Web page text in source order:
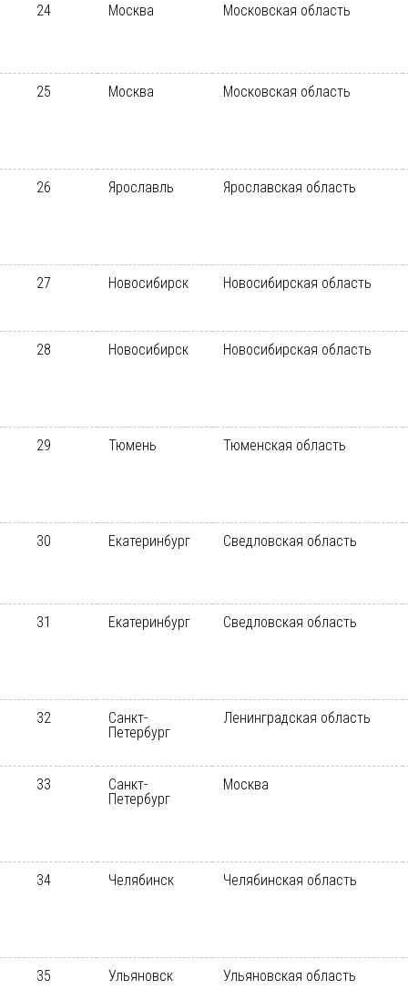
24 Москва Московская область
25 Москва Московская область
26 Ярославль Ярославская область
27 Новосибирск Новосибирская область
28 Новосибирск Новосибирская область
29 Тюмень Тюменская область
30 Екатеринбург Сведловская область
31 Екатеринбург Сведловская область
32
Санкт-
Петербург
Ленинградская область
33
Санкт-
Петербург
Москва
34 Челябинск Челябинская область
35 Ульяновск Ульяновская область